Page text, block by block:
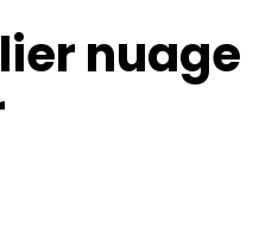
nuage